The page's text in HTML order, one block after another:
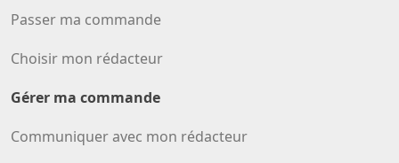
Passer ma commande
Choisir mon rédacteur
Gérer ma commande
Communiquer avec mon rédacteur